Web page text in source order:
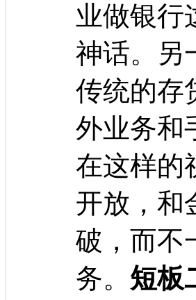
业做银行
神话。另
传统的存
外业务和
在这样的
开放，和
破，而不
务。 短板